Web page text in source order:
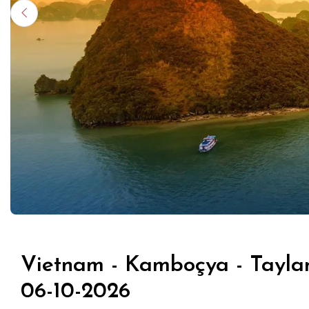
Vietnam - Kamboçya -
06-10-2026